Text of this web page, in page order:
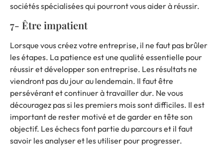
sociétés spécialisées qui pourront vous aider à réussir.
7- Être impatient
Lorsque vous créez votre entreprise, il ne faut pas brûler
les étapes. La patience est une qualité essentielle pour
réussir et développer son entreprise. Les résultats ne
viendront pas du jour au lendemain. Il faut être
persévérant et continuer à travailler dur. Ne vous
découragez pas si les premiers mois sont difficiles. Il est
important de rester motivé et de garder en tête son
objectif. Les échecs font partie du parcours et il faut
savoir les analyser et les utiliser pour progresser.